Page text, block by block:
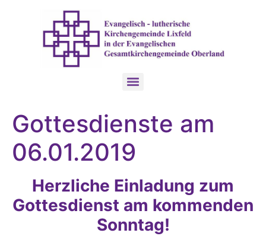
Gottesdienste am
06.01.2019
Herzliche Einladung zum
Gottesdienst am kommenden
Sonntag!